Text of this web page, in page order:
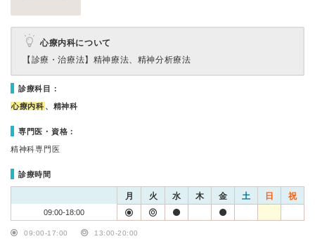
心療内科について
【診療・治療法】 精神療法、精神分析療法
診療科目：
心療内科 、精神科
専門医・資格：
精神科専門医
診療時間
月 火 水 木 金 土 日 祝
09:00-18:00
09:00-17:00 13:00-20:00